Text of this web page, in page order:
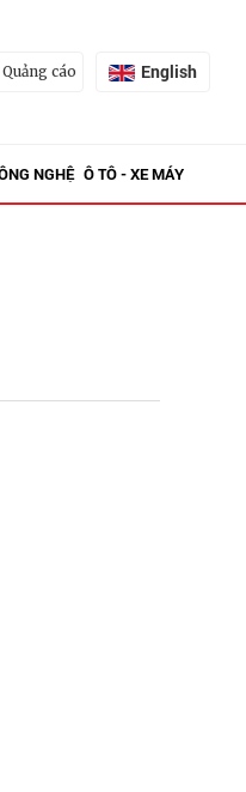
Quảng cáo English
NGHỆ Ô TÔ - XE MÁY